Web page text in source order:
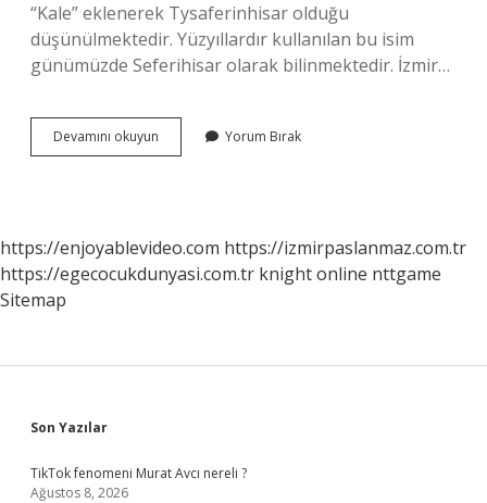
“Kale” eklenerek Tysaferinhisar olduğu
düşünülmektedir. Yüzyıllardır kullanılan bu isim
günümüzde Seferihisar olarak bilinmektedir. İzmir…
Devamını okuyun Seferihisarın
Kaç
Yorum Bırak
https://enjoyablevideo.com https://izmirpaslanmaz.com.tr
https://egecocukdunyasi.com.tr knight online nttgame
Sitemap
Sidebar
Son Yazılar
TikTok fenomeni Murat Avcı nereli ?
Ağustos 8, 2026